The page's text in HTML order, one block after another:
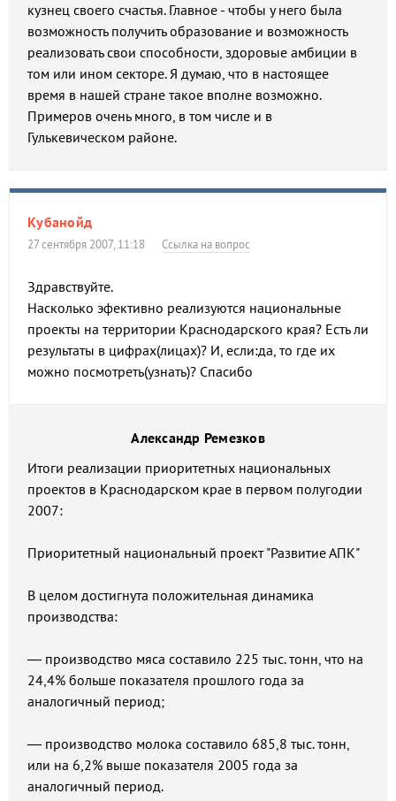
кузнец своего счастья. Главное - чтобы у него была
возможность получить образование и возможность
реализовать свои способности, здоровые амбиции в
том или ином секторе. Я думаю, что в настоящее
время в нашей стране такое вполне возможно.
Примеров очень много, в том числе и в
Гулькевическом районе.
Кубанойд
27 сентября 2007, 11:18 Ссылка на вопрос
Здравствуйте.
Насколько эфективно реализуются национальные
проекты на территории Краснодарского края? Есть ли
результаты в цифрах(лицах)? И, если:да, то где их
можно посмотреть(узнать)? Спасибо
Александр Ремезков
Итоги реализации приоритетных национальных
проектов в Краснодарском крае в первом полугодии
2007:
Приоритетный национальный проект "Развитие АПК"
В целом достигнута положительная динамика
производства:
— производство мяса составило 225 тыс. тонн, что на
24,4% больше показателя прошлого года за
аналогичный период;
— производство молока составило 685,8 тыс. тонн,
или на 6,2% выше показателя 2005 года за
аналогичный период.